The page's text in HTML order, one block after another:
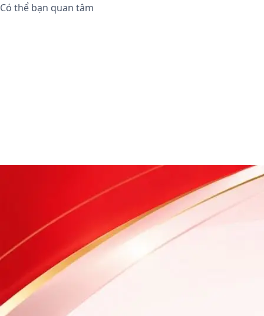
Có thể bạn quan tâm